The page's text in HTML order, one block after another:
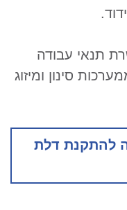
תנאי עבודה
סינון ומיזוג
להתקנת דלת